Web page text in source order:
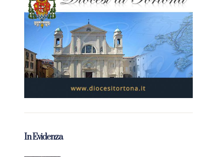
In Evidenza